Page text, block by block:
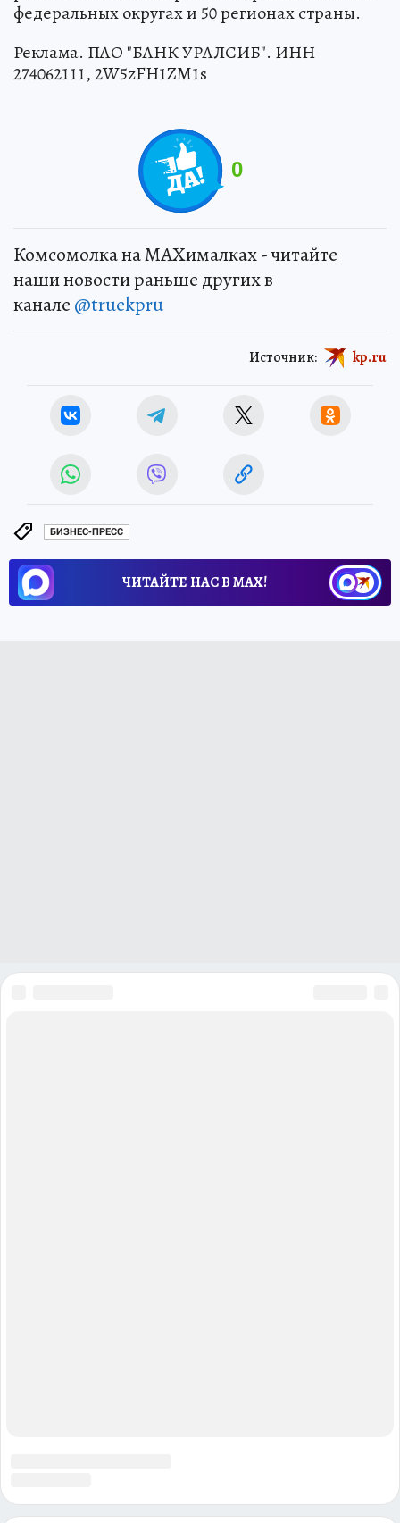
федеральных округах и 50 регионах страны.
Реклама. ПАО "БАНК УРАЛСИБ". ИНН
274062111, 2W5zFH1ZM1s
0
Комсомолка на MAXималках - читайте
наши новости раньше других в
канале @truekpru
Источник: kp.ru
БИЗНЕС-ПРЕСС
ЧИТАЙТЕ НАС В МАХ!